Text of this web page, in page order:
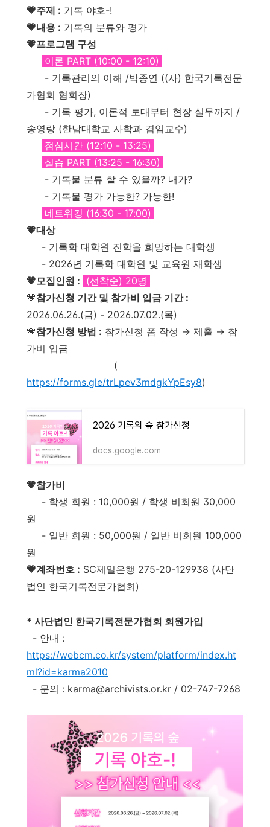
💗주제 : 기록 야호-!
💗내용 : 기록의 분류와 평가
💗프로그램 구성
이론 PART (10:00 - 12:10)
- 기록관리의 이해 /박종연 ((사) 한국기록전문
가협회 협회장)
- 기록 평가, 이론적 토대부터 현장 실무까지 /
송영랑 (한남대학교 사학과 겸임교수)
점심시간 (12:10 - 13:25)
실습 PART (13:25 - 16:30)
- 기록물 분류 할 수 있을까? 내가?
- 기록물 평가 가능한? 가능한!
네트워킹 (16:30 - 17:00)
💗대상
- 기록학 대학원 진학을 희망하는 대학생
- 2026년 기록학 대학원 및 교육원 재학생
💗모집인원 : (선착순) 20명
💗참가신청 기간 및 참가비 입금 기간 :
2026.06.26.(금) - 2026.07.02.(목)
💗참가신청 방법 : 참가신청 폼 작성 → 제출 → 참
가비 입금
(
https://forms.gle/trLpev3mdgkYpEsy8)
2026 기록의 숲 참가신청
docs.google.com
💗참가비
- 학생 회원 : 10,000원 / 학생 비회원 30,000
원
- 일반 회원 : 50,000원 / 일반 비회원 100,000
원
💗계좌번호 : SC제일은행 275-20-129938 (사단
법인 한국기록전문가협회)
* 사단법인 한국기록전문가협회 회원가입
- 안내 :
https://webcm.co.kr/system/platform/index.ht
ml?id=karma2010
- 문의 : karma@archivists.or.kr / 02-747-7268